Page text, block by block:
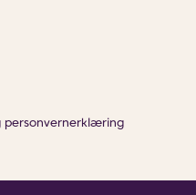
personvernerklæring